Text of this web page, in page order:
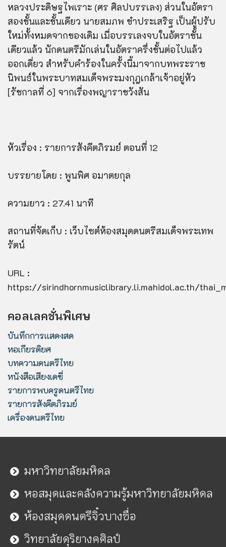
หลวงประดิษฐไพเราะ (ศร ศิลปบรรเลง) ส่วนในอัตรา
สองชั้นและชั้นเดียว นายสมภพ ขำประเสริฐ เป็นผู้ปรับ
ใหม่ทั้งหมดจากของเดิม เมื่อบรรเลงจบในอัตราชั้น
เดียวแล้ว นักดนตรีมักเล่นในอัตราครึ่งชั้นต่อไปแล้ว
ออกเดี่ยว สำหรับคำร้องในครั้งนี้มาจากบทพระราช
นิพนธ์ในพระบาทสมเด็จพระมงกุฎเกล้าเจ้าอยู่หัว
[รัชกาลที่ 6] จากเรื่องพญาราชวังสัน
หัวเรื่อง : รายการสังคีตภิรมย์ ตอนที่ 12
บรรยายโดย : พูนพิศ อมาตยกุล
ความยาว : 27.41 นาที
สถานที่จัดเก็บ : เว็บไซต์ห้องสมุดดนตรีสมเด็จพระเทพ
รัตน์
URL :
https://sirindhornmusiclibrary.li.mahidol.ac.th/
คอลเลคชั่นพิเศษ
บันทึกการแสดงสด
หอเกียรติยศ
บทความดนตรีไทย
หนังสือเสียงเดซี่
รายการพบครูดนตรีไทย
รายการสังคีตภิรมย์
เครื่องดนตรีไทย
มหาวิทยาลัยมหิดล
หอสมุดและคลังความรู้มหาวิทยาลัยมหิดล
ห้องสมุดดนตรีจิ๋วบางซื่อ
วิทยาลัยดุริยางคศิลป์